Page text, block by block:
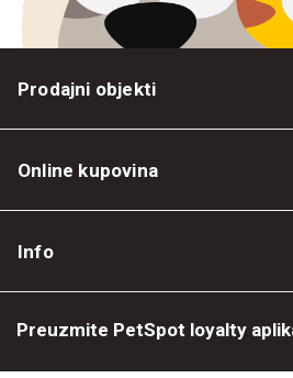
Prodajni objekti
Online kupovina
Info
Preuzmite PetSpot loyalty